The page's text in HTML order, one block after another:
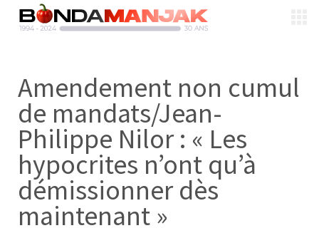
Amendement non cumul
de mandats/Jean-
Philippe Nilor : « Les
hypocrites n’ont qu’à
démissionner dès
maintenant »